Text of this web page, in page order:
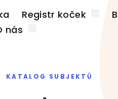
Registr koček
nás
KATALOG SUBJEKTŮ